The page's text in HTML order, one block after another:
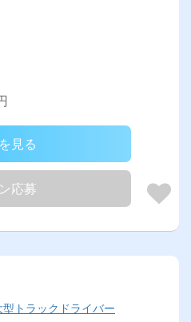
見る
応募
型トラックドライバー